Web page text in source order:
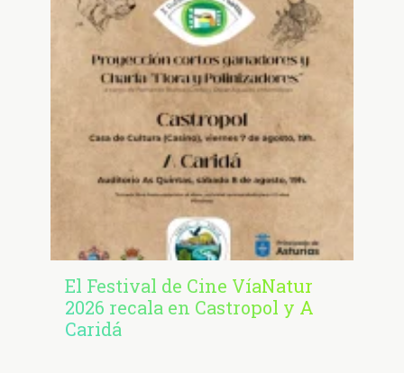
El Festival de Cine VíaNatur
2026 recala en Castropol y A
Caridá